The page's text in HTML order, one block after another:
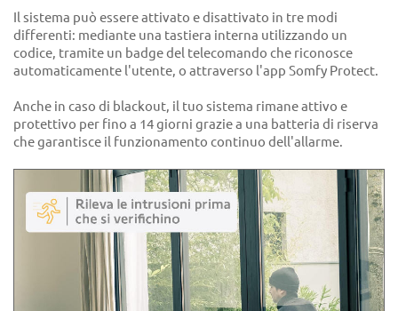
Il sistema può essere attivato e disattivato in tre modi
differenti: mediante una tastiera interna utilizzando un
codice, tramite un badge del telecomando che riconosce
automaticamente l'utente, o attraverso l'app Somfy Protect.
Anche in caso di blackout, il tuo sistema rimane attivo e
protettivo per fino a 14 giorni grazie a una batteria di riserva
che garantisce il funzionamento continuo dell'allarme.